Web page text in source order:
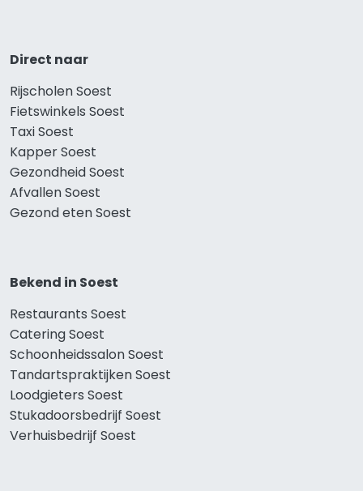
Direct naar
Rijscholen Soest
Fietswinkels Soest
Taxi Soest
Kapper Soest
Gezondheid Soest
Afvallen Soest
Gezond eten Soest
Bekend in Soest
Restaurants Soest
Catering Soest
Schoonheidssalon Soest
Tandartspraktijken Soest
Loodgieters Soest
Stukadoorsbedrijf Soest
Verhuisbedrijf Soest